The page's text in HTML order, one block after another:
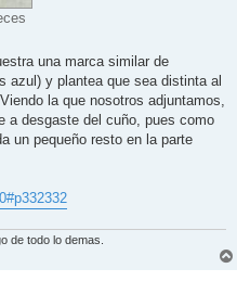
una marca similar de
azul) y plantea que sea distinta al
la que nosotros adjuntamos,
a desgaste del cuño, pues como
un pequeño resto en la parte
de todo lo demas.